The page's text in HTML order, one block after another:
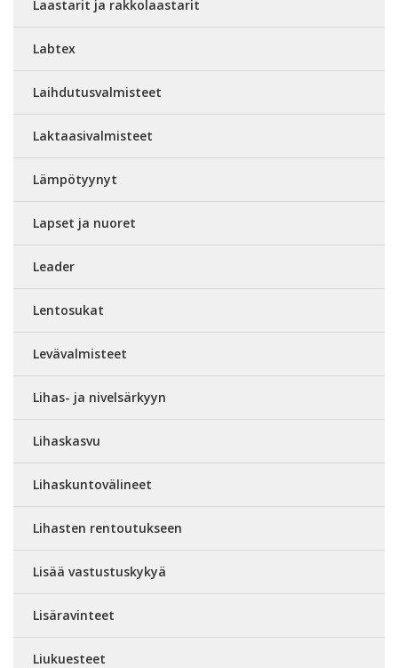
Laastarit ja rakkolaastarit
Labtex
Laihdutusvalmisteet
Laktaasivalmisteet
Lämpötyynyt
Lapset ja nuoret
Leader
Lentosukat
Levävalmisteet
Lihas- ja nivelsärkyyn
Lihaskasvu
Lihaskuntovälineet
Lihasten rentoutukseen
Lisää vastustuskykyä
Lisäravinteet
Liukuesteet